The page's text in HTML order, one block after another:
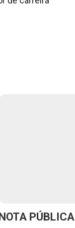
PÚBLICA